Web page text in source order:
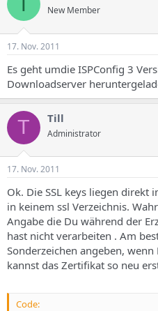
New Member
17. Nov. 2011
Es geht umdie ISPConfig 3
Downloadserver
T Till
Administrator
17. Nov. 2011
Ok. Die SSL keys liegen direkt
in keinem ssl Verzeichnis.
Angabe die Du während der
hast nicht verarbeiten . Am
Sonderzeichen angeben, wenn
kannst das Zertifikat so neu
Code: